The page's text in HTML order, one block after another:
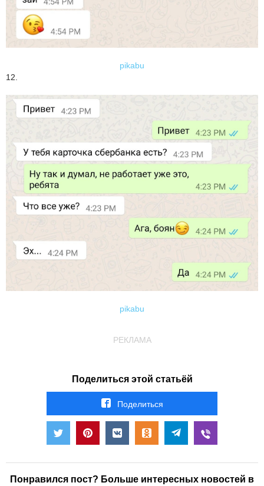
pikabu
12.
pikabu
РЕКЛАМА
Поделиться этой статьёй
Поделиться
Понравился пост? Больше интересных новостей в